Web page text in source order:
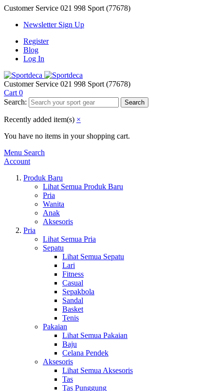
Customer Service 021 998 Sport (77678)
Newsletter Sign Up
Register
Blog
Log In
Customer Service 021 998 Sport (77678)
Cart 0
Search:
Search
Recently added item(s) ×
You have no items in your shopping cart.
Menu Search
Account
Produk Baru
Lihat Semua Produk Baru
Pria
Wanita
Anak
Aksesoris
Pria
Lihat Semua Pria
Sepatu
Lihat Semua Sepatu
Lari
Fitness
Casual
Sepakbola
Sandal
Basket
Tenis
Pakaian
Lihat Semua Pakaian
Baju
Celana Pendek
Aksesoris
Lihat Semua Aksesoris
Tas
Tas Punggung